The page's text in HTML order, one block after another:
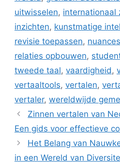
uitwisselen, internationaal
inzichten, kunstmatige
revisie toepassen, nuances
relaties opbouwen,
tweede taal, vaardigheid,
vertaaltools, vertalen,
vertaler, wereldwijde
Zinnen vertalen van
Een gids voor effectieve
Het Belang van
in een Wereld van